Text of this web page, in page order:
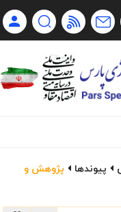
پیوندها
پژوهش و